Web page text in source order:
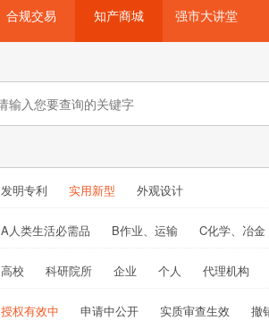
合规交易 知产商城 强市大讲堂
发明专利 实用新型 外观设计
A人类生活必需品 B作业、运输 C化学、冶金
高校 科研院所 企业 个人 代理机构
授权有效中 申请中公开 实质审查生效 撤